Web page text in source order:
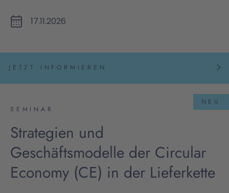
17.11.2026
JETZT INFORMIEREN
SEMINAR
Strategien und
Geschäftsmodelle der Circular
Economy (CE) in der Lieferkette
NEU